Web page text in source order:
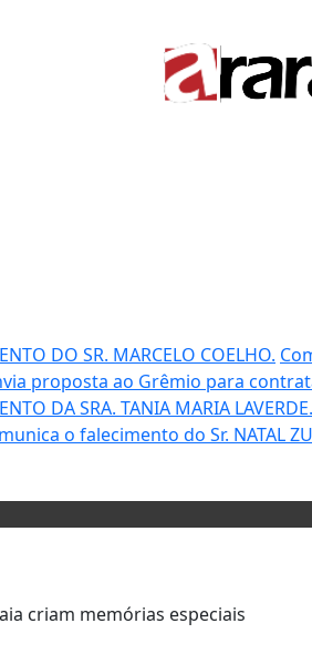
DO SR. MARCELO COELHO.
proposta ao Grêmio para
DA SRA. TANIA MARIA LAVERDE.
o falecimento do Sr. NATAL